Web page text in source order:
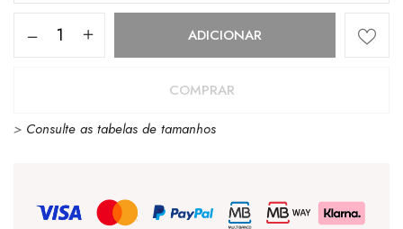
Quantidade
SPEED
BASALT/BASALT
ADICIONAR
COMPRAR
> Consulte as tabelas de tamanhos